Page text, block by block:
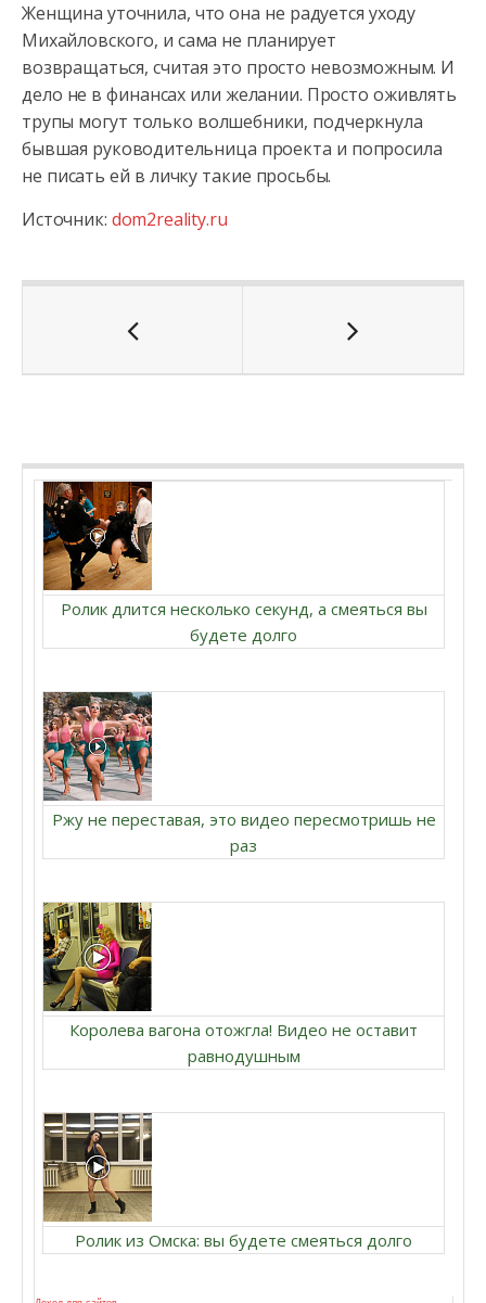
Женщина уточнила, что она не радуется уходу
Михайловского, и сама не планирует
возвращаться, считая это просто невозможным. И
дело не в финансах или желании. Просто оживлять
трупы могут только волшебники, подчеркнула
бывшая руководительница проекта и попросила
не писать ей в личку такие просьбы.
Источник: dom2reality.ru
Ролик длится несколько секунд, а смеяться вы
будете долго
Ржу не переставая, это видео пересмотришь не
раз
Королева вагона отожгла! Видео не оставит
равнодушным
Ролик из Омска: вы будете смеяться долго